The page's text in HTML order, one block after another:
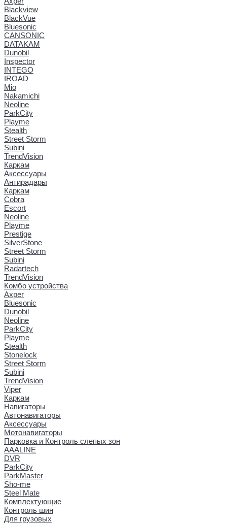
Blackview
BlackVue
Bluesonic
CANSONIC
DATAKAM
Dunobil
Inspector
INTEGO
IROAD
Mio
Nakamichi
Neoline
ParkCity
Playme
Stealth
Street Storm
Subini
TrendVision
Каркам
Аксессуары
Антирадары
Каркам
Cobra
Escort
Neoline
Playme
Prestige
SilverStone
Street Storm
Subini
Radartech
TrendVision
Комбо устройства
Axper
Bluesonic
Dunobil
Neoline
ParkCity
Playme
Stealth
Stonelock
Street Storm
Subini
TrendVision
Viper
Каркам
Навигаторы
Автонавигаторы
Аксессуары
Мотонавигаторы
Парковка и Контроль слепых зон
AAALINE
DVR
ParkCity
ParkMaster
Sho-me
Steel Mate
Комплектующие
Контроль шин
Для грузовых